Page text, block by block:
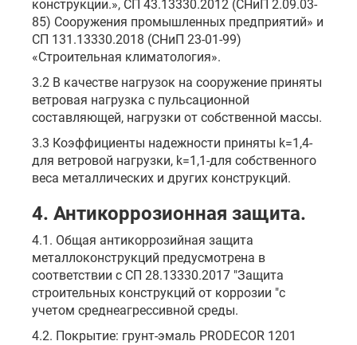
конструкции.», СП 43.13330.2012 (СНиП 2.09.03-
85) Сооружения промышленных предприятий» и
СП 131.13330.2018 (СНиП 23-01-99)
«Строительная климатология».
3.2 В качестве нагрузок на сооружение приняты
ветровая нагрузка с пульсационной
составляющей, нагрузки от собственной массы.
3.3 Коэффициенты надежности приняты k=1,4-
для ветровой нагрузки, k=1,1-для собственного
веса металлических и других конструкций.
4. Антикоррозионная защита.
4.1. Общая антикоррозийная защита
металлоконструкций предусмотрена в
соответствии с СП 28.13330.2017 "Защита
строительных конструкций от коррозии "с
учетом среднеагрессивной среды.
4.2. Покрытие: грунт-эмаль PRODECOR 1201